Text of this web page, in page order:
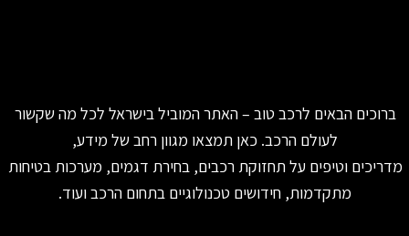
ברוכים הבאים לרכב טוב – האתר המוביל בישראל לכל מה שקשור
לעולם הרכב. כאן תמצאו מגוון רחב של מידע,
מדריכים וטיפים על תחזוקת רכבים, בחירת דגמים, מערכות בטיחות
מתקדמות, חידושים טכנולוגיים בתחום הרכב ועוד.